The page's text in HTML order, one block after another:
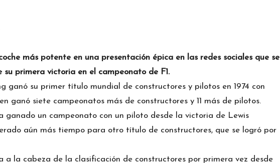
más potente en una presentación épica en las redes sociales que se
su primera victoria en el campeonato de F1.
ganó su primer título mundial de constructores y pilotos en 1974 con
ganó siete campeonatos más de constructores y 11 más de pilotos.
ganado un campeonato con un piloto desde la victoria de Lewis
aún más tiempo para otro título de constructores, que se logró por
a la cabeza de la clasificación de constructores por primera vez desde